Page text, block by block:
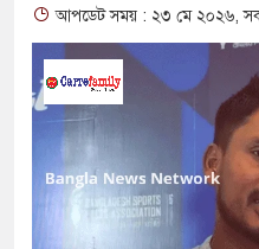
আপডেট সময় : ২৩ মে ২০২৬,